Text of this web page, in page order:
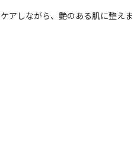
アしながら、艶のある肌に整えま